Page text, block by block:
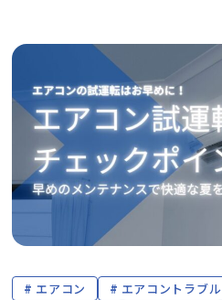
エアコン エアコントラブル